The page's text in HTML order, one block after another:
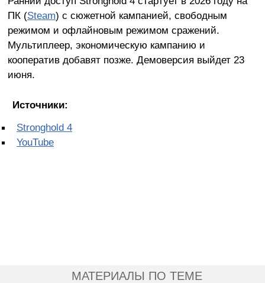
ПК (Steam) с сюжетной кампанией, свободным
режимом и офлайновым режимом сражений.
Мультиплеер, экономическую кампанию и
кооператив добавят позже. Демоверсия выйдет 23
июня.
Источники:
Stronghold 4
YouTube
МАТЕРИАЛЫ ПО ТЕМЕ